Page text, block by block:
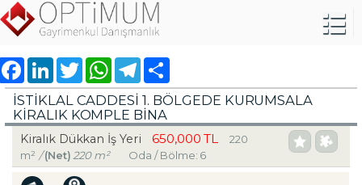
FacebookLinkedInTwitter WhatsAppTelegram
İSTİKLAL CADDESİ 1. BÖLGEDE KURUMSALA
KİRALIK KOMPLE BİNA
Kiralık Dükkan İş Yeri 650,000 TL
220
m² /(Net) 220 m² Oda / Bölme: 6